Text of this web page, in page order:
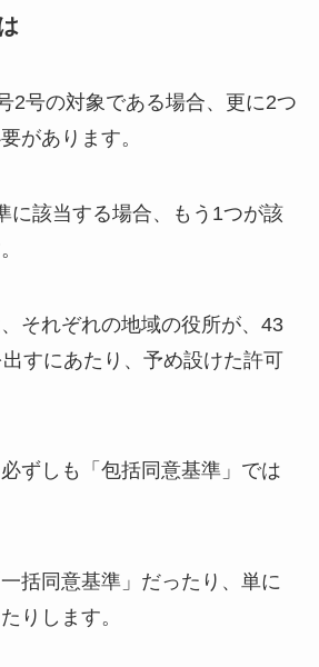
2号の対象である場合、更に2つ
があります。
に該当する場合、もう1つが該
それぞれの地域の役所が、43
すにあたり、予め設けた許可
ずしも「包括同意基準」では
括同意基準」だったり、単に
りします。